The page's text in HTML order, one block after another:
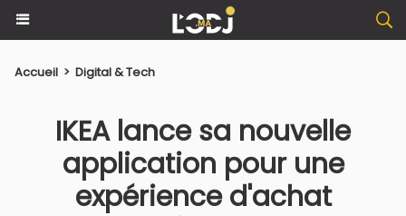
Accueil > Digital & Tech
IKEA lance sa nouvelle
application pour une
expérience d'achat